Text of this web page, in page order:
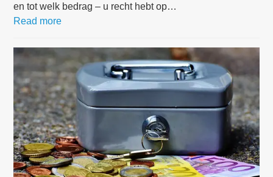
en tot welk bedrag – u recht hebt op…
Read more